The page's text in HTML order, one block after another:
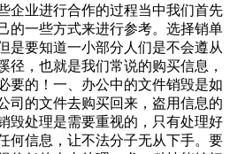
企业进行合作的过程当中我们首先
的一些方式来进行参考。选择销单
是要知道一小部分人们是不会遵从
径，也就是我们常说的购买信息，
要的！一、办公中的文件销毁是如
司的文件去购买回来，盗用信息的
毁处理是需要重视的，只有处理好
何信息，让不法分子无从下手。要